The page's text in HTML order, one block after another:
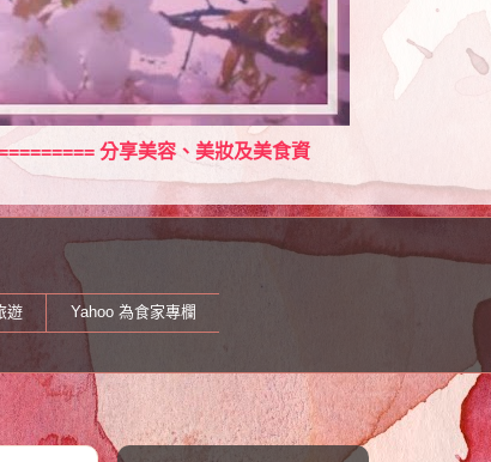
分享美容、美妝及美食資
遊 Yahoo 為食家專欄